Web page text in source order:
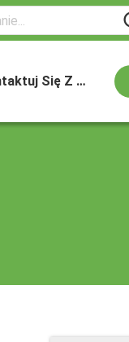
Skontaktuj Się Z Nami